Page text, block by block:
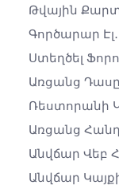
Թվային
Գործարար
Ստեղծել
Առցանց
Ռեստորանի
Առցանց
Անվճար Վեբ
Անվճար